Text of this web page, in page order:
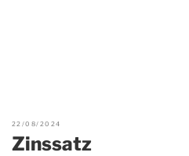
22/08/2024
Zinssatz